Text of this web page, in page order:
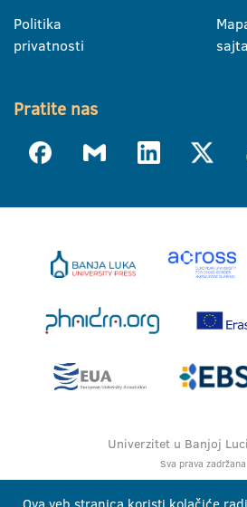
Politika
privatnosti
sajta
Pratite nas
Univerzitet u Banjoj
Sva prava zadržana